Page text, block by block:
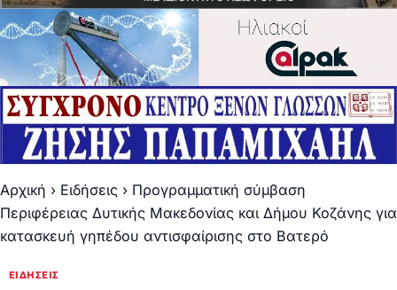
Αρχική › Ειδήσεις › Προγραμματική σύμβαση
Περιφέρειας Δυτικής Μακεδονίας και Δήμου Κοζάνης για
κατασκευή γηπέδου αντισφαίρισης στο Βατερό
ΕΙΔΉΣΕΙΣ